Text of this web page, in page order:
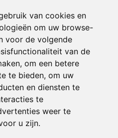
van cookies en
om uw browse-
voor de volgende
van de
, om een betere
te bieden, om uw
en diensten te
te
weer te
u zijn.
rechten voorbehouden
|RSIN en Anbi